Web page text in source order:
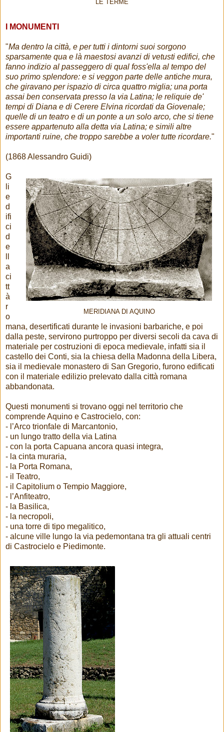
LE TERME
I MONUMENTI
"Ma dentro la città, e per tutti i dintorni suoi sorgono
sparsamente qua e là maestosi avanzi di vetusti edifici, che
fanno indizio al passeggero di qual foss'ella al tempo del
suo primo splendore: e si veggon parte delle antiche mura,
che giravano per ispazio di circa quattro miglia; una porta
assai ben conservata presso la via Latina; le reliquie de'
tempi di Diana e di Cerere Elvina ricordati da Giovenale;
quelle di un teatro e di un ponte a un solo arco, che si tiene
essere appartenuto alla detta via Latina; e simili altre
importanti ruine, che troppo sarebbe a voler tutte ricordare."
(1868 Alessandro Guidi)
MERIDIANA DI AQUINO
G
li
e
d
ifi
ci
d
e
a
ci
tt
à
r
o
mana, desertificati durante le invasioni barbariche, e poi
dalla peste, servirono purtroppo per diversi secoli da cava di
materiale per costruzioni di epoca medievale, infatti sia il
castello dei Conti, sia la chiesa della Madonna della Libera,
sia il medievale monastero di San Gregorio, furono edificati
con il materiale edilizio prelevato dalla città romana
abbandonata.
Questi monumenti si trovano oggi nel territorio che
comprende Aquino e Castrocielo, con:
- l’Arco trionfale di Marcantonio,
- un lungo tratto della via Latina
- con la porta Capuana ancora quasi integra,
- la cinta muraria,
- la Porta Romana,
- il Teatro,
- il Capitolium o Tempio Maggiore,
- l’Anfiteatro,
- la Basilica,
- la necropoli,
- una torre di tipo megalitico,
- alcune ville lungo la via pedemontana tra gli attuali centri
di Castrocielo e Piedimonte.